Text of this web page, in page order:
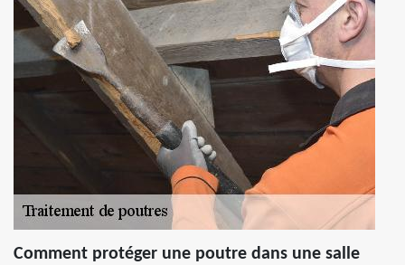
Comment protéger une poutre dans une salle